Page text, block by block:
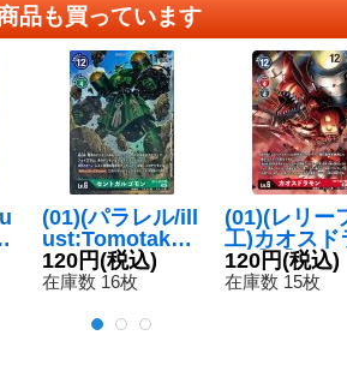
品も買っています
(01)(パラレル/ill
ust:TomotakeK
inoshita)セント
ガルゴモン【R-
《緑》
120円(税込)
在庫数 16枚
(01)(レリー
工)カオスド
ン【R】
17}《赤》
120円(税込)
在庫数 15枚